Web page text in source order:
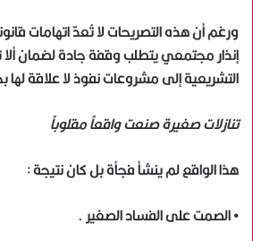
ورغم أن هذه التصريحات لا تُعدّ اتهامات
إنذار مجتمعي يتطلب وقفة جادة لضمان
التشريعية إلى مشروعات نفوذ لا علاقة
تنازلات صغيرة صنعت واقعاً مقلوباً
هذا الواقع لم ينشأ فجأة بل كان نتيجة :
• الصمت على الفساد الصغير .